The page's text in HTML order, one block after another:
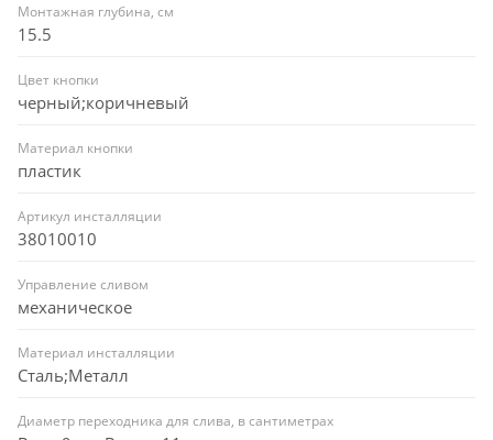
Монтажная глубина, см
15.5
Цвет кнопки
черный;коричневый
Материал кнопки
пластик
Артикул инсталляции
38010010
Управление сливом
механическое
Материал инсталляции
Сталь;Металл
Диаметр переходника для слива, в сантиметрах